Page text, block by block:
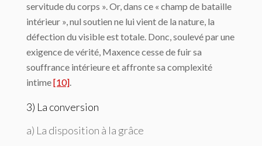
servitude du corps ». Or, dans ce « champ de bataille
intérieur », nul soutien ne lui vient de la nature, la
défection du visible est totale. Donc, soulevé par une
exigence de vérité, Maxence cesse de fuir sa
souffrance intérieure et affronte sa complexité
intime[10].
3) La conversion
a) La disposition à la grâce